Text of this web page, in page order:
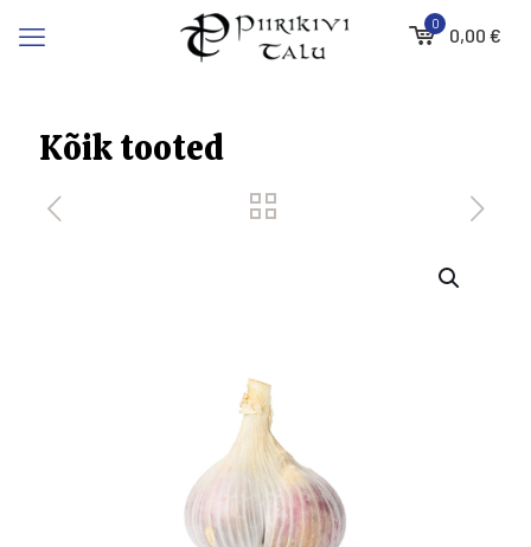
0
0,00 €
Kõik tooted